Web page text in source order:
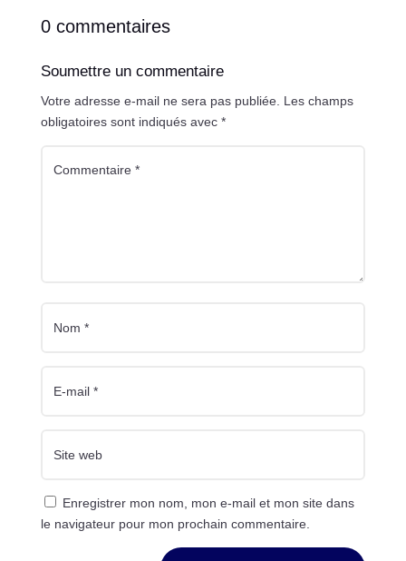
0 commentaires
Soumettre un commentaire
Votre adresse e-mail ne sera pas publiée. Les champs
obligatoires sont indiqués avec *
Enregistrer mon nom, mon e-mail et mon site dans
le navigateur pour mon prochain commentaire.